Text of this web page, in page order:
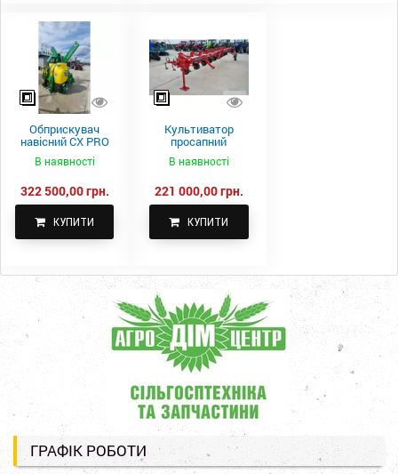
Обприскувач
навісний CX PRO
В наявності
322 500,00 грн.
КУПИТИ
Культиватор
просапний
КПН-5,6-05
В наявності
221 000,00 грн.
КУПИТИ
ГРАФІК РОБОТИ